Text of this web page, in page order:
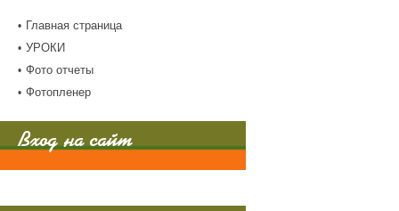
Главная страница
УРОКИ
Фото отчеты
Фотопленер
Вход на сайт